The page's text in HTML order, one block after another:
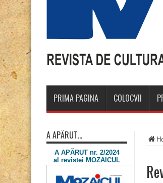
PRIMA PAGINA COLOCVII
A APĂRUT…
A APĂRUT nr. 2/2024
al revistei MOZAICUL